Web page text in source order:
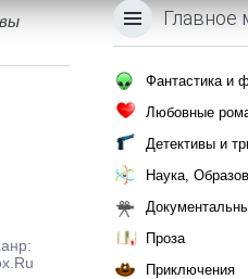
Главное
Фантастика и
Любовные
Детективы и
Наука,
Проза
Приключения